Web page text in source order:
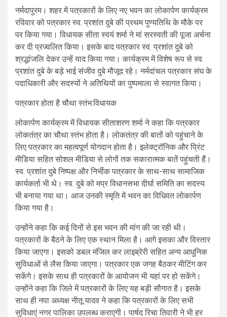
नर्मदापुरम। शहर में पत्रकारों के लिए नए भवन का लोकार्पण कार्यक्रम
रविवार को पत्रकार स्व. प्रशांत दुबे की प्रथम पुण्यतिथि के मौके पर
पर किया गया। विधायक सीता स्वयं शर्मा ने मां सरस्वती की पूजा अर्चना
कर दी प्रज्वलित किया। इसके बाद पत्रकार स्व. प्रशांत दुबे को
श्रद्धांजलि देकर उन्हें याद किया गया। कार्यक्रम में विशेष रूप से स्व.
प्रशांत दुबे के बड़े भाई संजीव दुबे मौजूद रहे। नर्मदांचल पत्रकार संघ के
पदाधिकारी और सदस्यों ने अतिथियों का पुष्पमाला से स्वागत किया।
पत्रकार होता है चौथा स्तंभ:विधायक
लोकार्पण कार्यक्रम में विधायक सीताशरण शर्मा ने कहा कि पत्रकार
लोकतंत्र का चौथा स्तंभ होता है। लोकतंत्र की बातों को पहुंचाने के
लिए पत्रकार का महत्वपूर्ण योगदान होता है। इलेक्ट्रॉनिक और प्रिंट
मीडिया सहित सोशल मीडिया से लोगों तक सकारात्मक बातें पहुंचती हैं।
स्व. प्रशांत दुबे निष्पक्ष और निर्भीक पत्रकार के साथ-साथ सामाजिक
कार्यकर्ता भी थे। स्व. दुबे को मप्र विधानसभा दीर्घा समिति का सदस्य
भी बनाया गया था। आज उनकी स्मृति में भवन का विधिवत लोकार्पण
किया गया है।
उन्होंने कहा कि कई दिनों से इस भवन की मांग की जा रही थी।
पत्रकारों के बैठने के लिए एक स्थान मिला है। आगे इसका और विस्तार
किया जाएगा। इसको डबल मंजिल कर लाइब्रेरी सहित अन्य आधुनिक
सुविधाओं से लैस किया जाएगा। पत्रकार एक जगह बैठकर मीटिंग कर
सकेंगे। इसके साथ ही पत्रकारों के आयोजन भी यहां पर हो सकेंगे।
उन्होंने कहा कि जिले में पत्रकारों के लिए यह बड़ी सौगात है। इसके
साथ ही नपा अध्यक्ष नीतू यादव ने कहा कि पत्रकारों के लिए सभी
सुविधाएं नगर पालिका उपलब्ध कराएगी। पार्षद रिचा तिवारी ने भी हर